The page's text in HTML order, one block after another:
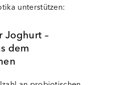
unterstützen:
Joghurt –
dem